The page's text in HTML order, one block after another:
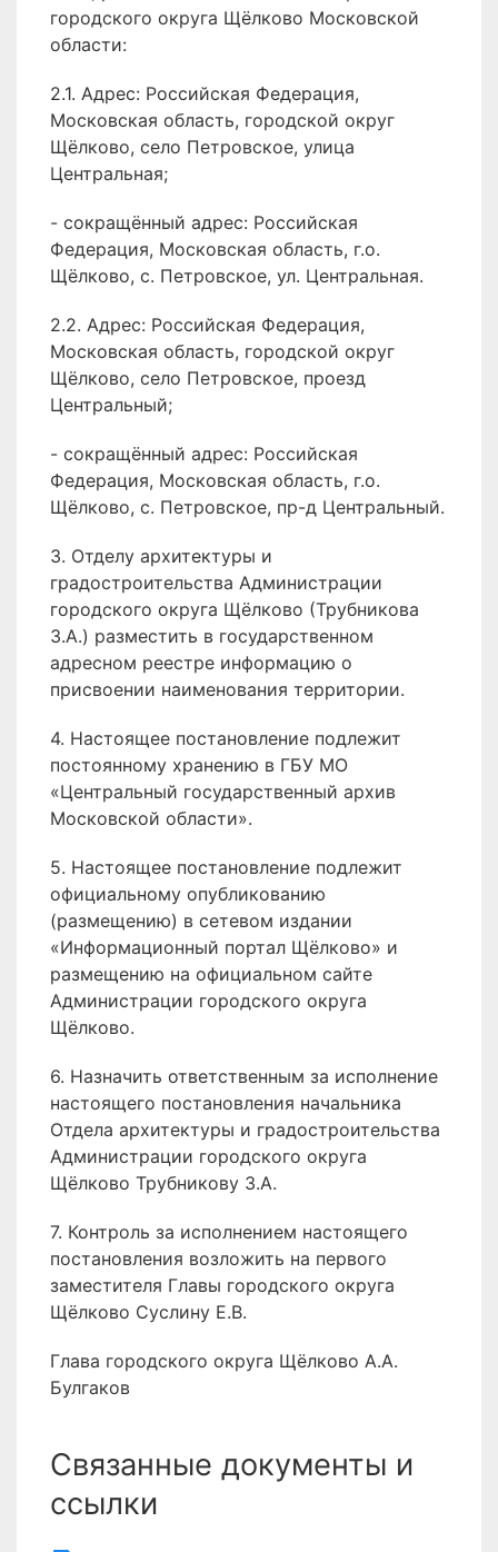
городского округа Щёлково Московской
области:
2.1. Адрес: Российская Федерация,
Московская область, городской округ
Щёлково, село Петровское, улица
Центральная;
- сокращённый адрес: Российская
Федерация, Московская область, г.о.
Щёлково, с. Петровское, ул. Центральная.
2.2. Адрес: Российская Федерация,
Московская область, городской округ
Щёлково, село Петровское, проезд
Центральный;
- сокращённый адрес: Российская
Федерация, Московская область, г.о.
Щёлково, с. Петровское, пр-д Центральный.
3. Отделу архитектуры и
градостроительства Администрации
городского округа Щёлково (Трубникова
З.А.) разместить в государственном
адресном реестре информацию о
присвоении наименования территории.
4. Настоящее постановление подлежит
постоянному хранению в ГБУ МО
«Центральный государственный архив
Московской области».
5. Настоящее постановление подлежит
официальному опубликованию
(размещению) в сетевом издании
«Информационный портал Щёлково» и
размещению на официальном сайте
Администрации городского округа
Щёлково.
6. Назначить ответственным за исполнение
настоящего постановления начальника
Отдела архитектуры и градостроительства
Администрации городского округа
Щёлково Трубникову З.А.
7. Контроль за исполнением настоящего
постановления возложить на первого
заместителя Главы городского округа
Щёлково Суслину Е.В.
Глава городского округа Щёлково А.А.
Булгаков
Связанные документы и
ссылки